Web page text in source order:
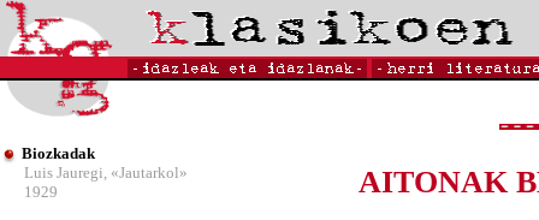
Biozkadak
Luis Jauregi, «Jautarkol»
1929
AITONAK